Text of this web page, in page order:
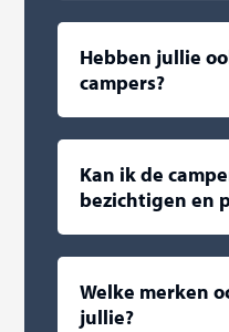
Hebben jullie
campers?
Kan ik de
bezichtigen en
Welke merken
jullie?